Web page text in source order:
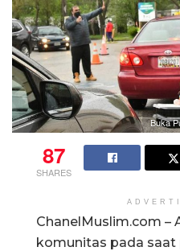
Buka
87
SHARES
ChanelMuslim.com –
komunitas pada saat